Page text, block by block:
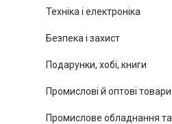
Техніка і електроніка
Безпека і захист
Подарунки, хобі, книги
Промислові й оптові товари
Промислове обладнання та